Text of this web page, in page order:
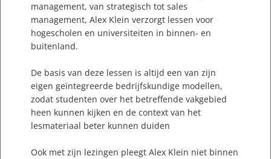
management, van strategisch tot sales
management, Alex Klein verzorgt lessen voor
hogescholen en universiteiten in binnen- en
buitenland.
De basis van deze lessen is altijd een van zijn
eigen geïntegreerde bedrijfskundige modellen,
zodat studenten over het betreffende vakgebied
heen kunnen kijken en de context van het
lesmateriaal beter kunnen duiden
Ook met zijn lezingen pleegt Alex Klein niet binnen